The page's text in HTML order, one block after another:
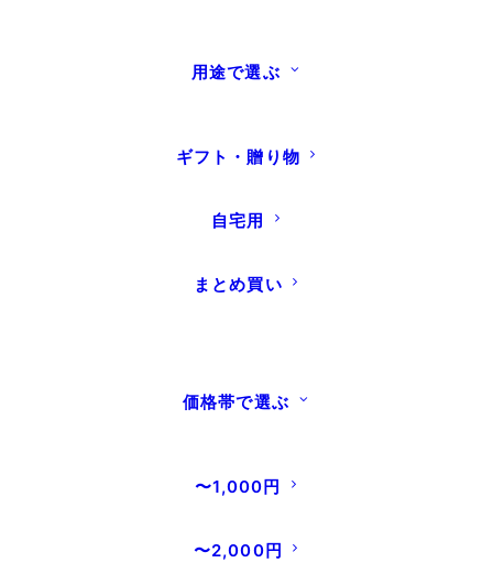
用途で選ぶ
ギフト・贈り物
自宅用
まとめ買い
価格帯で選ぶ
〜1,000円
〜2,000円
【重要】オンラインストアお盆期間中（8/8～
8/16）の営業について
います。オンラインストアお盆期間中（8/8～8/16）